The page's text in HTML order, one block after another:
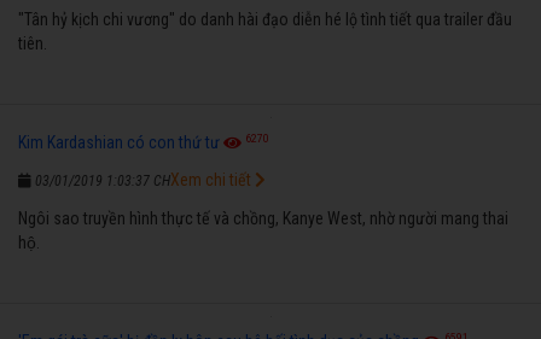
"Tân hỷ kịch chi vương" do danh hài đạo diễn hé lộ tình tiết qua trailer đầu
tiên.
Kim Kardashian có con thứ tư 6270
03/01/2019 1:03:37 CH
Ngôi sao truyền hình thực tế và chồng, Kanye West, nhờ người mang thai
hộ.
Xem chi tiết